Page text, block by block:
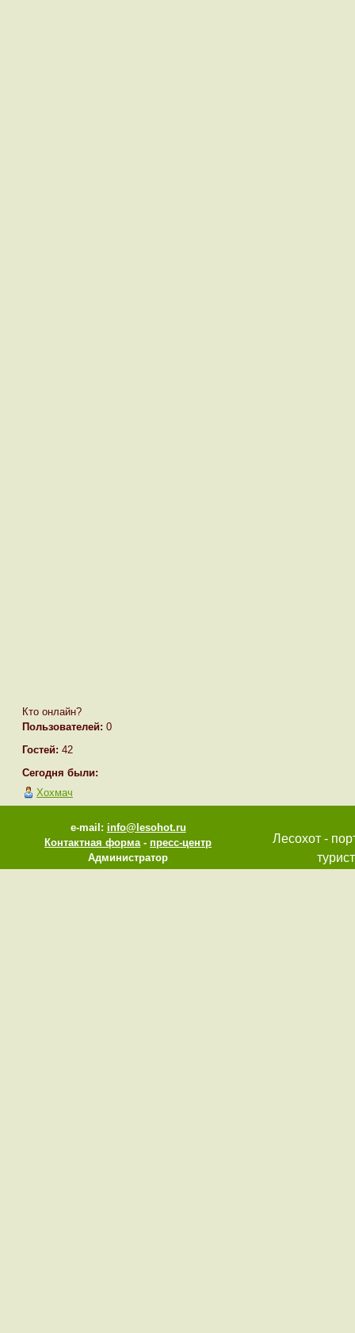
Кто онлайн?
Пользователей: 0
Гостей: 42
Сегодня были:
Хохмач
e-mail: info@lesohot.ru
Контактная форма-пресс-центр
Администратор
Лесохот -